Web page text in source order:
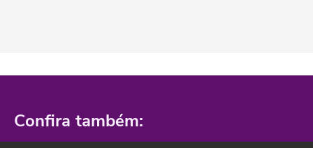
Confira também: